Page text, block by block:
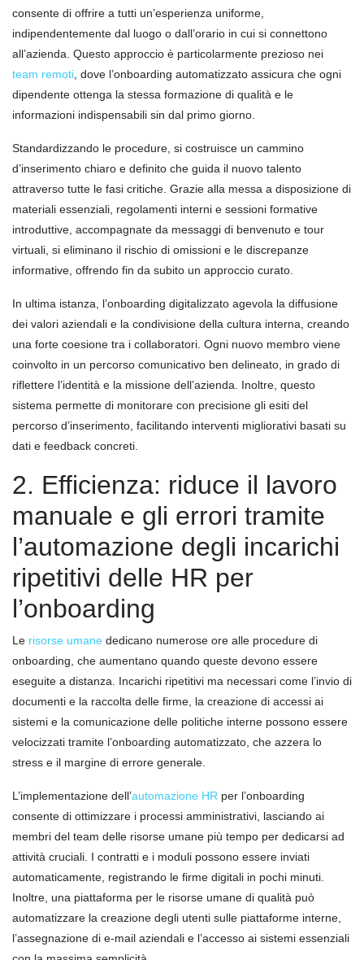
consente di offrire a tutti un’esperienza uniforme,
indipendentemente dal luogo o dall’orario in cui si connettono
all’azienda. Questo approccio è particolarmente prezioso nei
team remoti , dove l’onboarding automatizzato assicura che ogni
dipendente ottenga la stessa formazione di qualità e le
informazioni indispensabili sin dal primo giorno.
Standardizzando le procedure, si costruisce un cammino
d’inserimento chiaro e definito che guida il nuovo talento
attraverso tutte le fasi critiche. Grazie alla messa a disposizione di
materiali essenziali, regolamenti interni e sessioni formative
introduttive, accompagnate da messaggi di benvenuto e tour
virtuali, si eliminano il rischio di omissioni e le discrepanze
informative, offrendo fin da subito un approccio curato.
In ultima istanza, l’onboarding digitalizzato agevola la diffusione
dei valori aziendali e la condivisione della cultura interna, creando
una forte coesione tra i collaboratori. Ogni nuovo membro viene
coinvolto in un percorso comunicativo ben delineato, in grado di
riflettere l’identità e la missione dell’azienda. Inoltre, questo
sistema permette di monitorare con precisione gli esiti del
percorso d’inserimento, facilitando interventi migliorativi basati su
dati e feedback concreti.
2. Efficienza: riduce il lavoro
manuale e gli errori tramite
l’automazione degli incarichi
ripetitivi delle HR per
l’onboarding
Le risorse umane dedicano numerose ore alle procedure di
onboarding, che aumentano quando queste devono essere
eseguite a distanza. Incarichi ripetitivi ma necessari come l’invio di
documenti e la raccolta delle firme, la creazione di accessi ai
sistemi e la comunicazione delle politiche interne possono essere
velocizzati tramite l’onboarding automatizzato, che azzera lo
stress e il margine di errore generale.
L’implementazione dell’automazione HR per l’onboarding
consente di ottimizzare i processi amministrativi, lasciando ai
membri del team delle risorse umane più tempo per dedicarsi ad
attività cruciali. I contratti e i moduli possono essere inviati
automaticamente, registrando le firme digitali in pochi minuti.
Inoltre, una piattaforma per le risorse umane di qualità può
automatizzare la creazione degli utenti sulle piattaforme interne,
l’assegnazione di e-mail aziendali e l’accesso ai sistemi essenziali